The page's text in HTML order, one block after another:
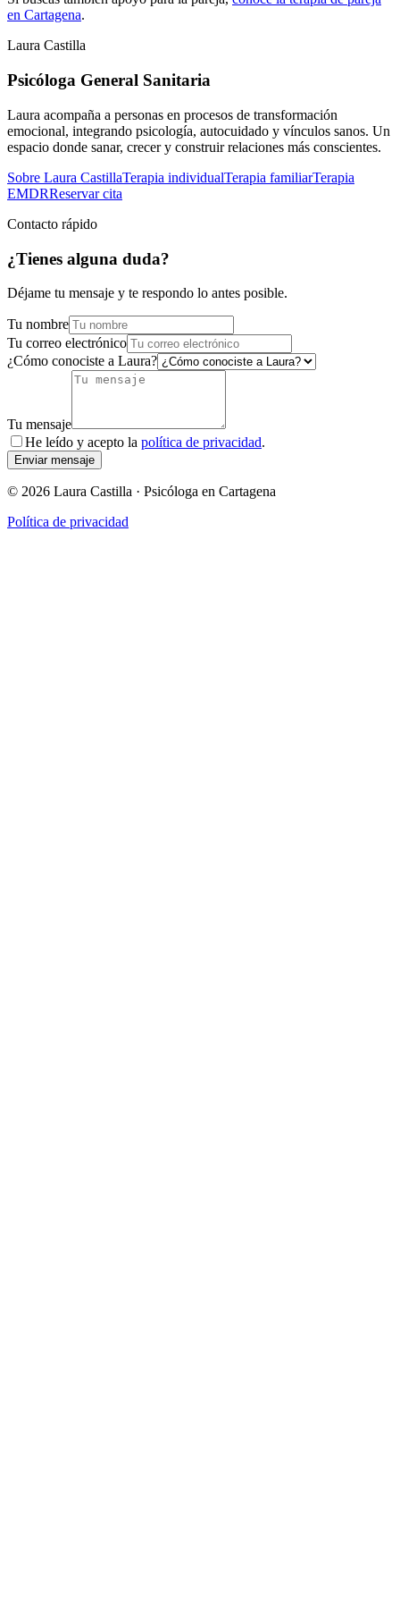
en Cartagena.
Laura Castilla
Psicóloga General Sanitaria
Laura acompaña a personas en procesos de transformación
emocional, integrando psicología, autocuidado y vínculos sanos. Un
espacio donde sanar, crecer y construir relaciones más conscientes.
Sobre Laura CastillaTerapia individualTerapia familiarTerapia
EMDRReservar cita
Contacto rápido
¿Tienes alguna duda?
Déjame tu mensaje y te respondo lo antes posible.
Tu nombre
Tu correo electrónico
¿Cómo conociste a Laura?
Tu mensaje
He leído y acepto la política de privacidad.
Enviar mensaje
© 2026 Laura Castilla · Psicóloga en Cartagena
Política de privacidad